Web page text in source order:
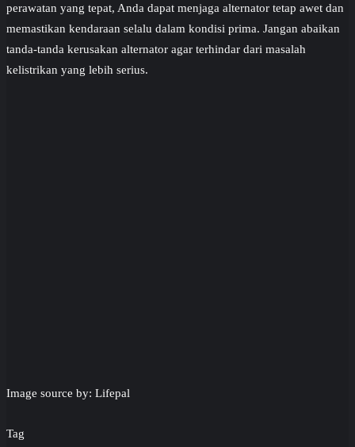
perawatan yang tepat, Anda dapat menjaga alternator tetap awet dan
memastikan kendaraan selalu dalam kondisi prima. Jangan abaikan
tanda-tanda kerusakan alternator agar terhindar dari masalah
kelistrikan yang lebih serius.
Image source by: Lifepal
Tag